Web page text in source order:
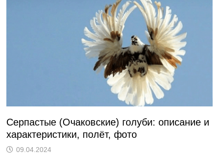
Серпастые (Очаковские) голуби: описание и
характеристики, полёт, фото
09.04.2024